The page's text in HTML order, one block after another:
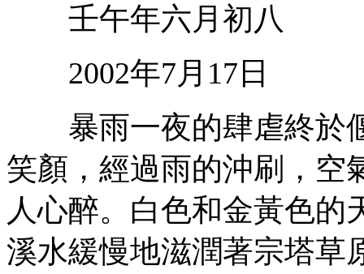
壬午年六月初八
2002年7月17日
暴雨一夜的肆虐終於
笑顏，經過雨的沖刷，空
人心醉。白色和金黃色的
溪水緩慢地滋潤著宗塔草